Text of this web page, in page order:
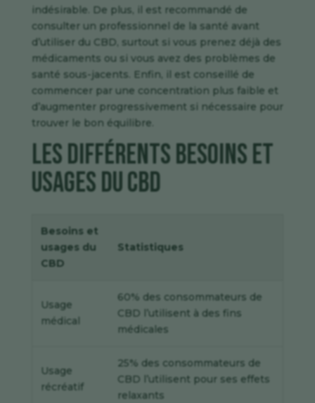
indésirable. De plus, il est recommandé de
consulter un professionnel de la santé avant
d’utiliser du CBD, surtout si vous prenez déjà des
médicaments ou si vous avez des problèmes de
santé sous-jacents. Enfin, il est conseillé de
commencer par une concentration plus faible et
d’augmenter progressivement si nécessaire pour
trouver le bon équilibre.
Les différents besoins et
usages du CBD
Besoins et
usages du
CBD
Statistiques
Usage
médical
60% des consommateurs de
CBD l’utilisent à des fins
médicales
Usage
récréatif
25% des consommateurs de
CBD l’utilisent pour ses effets
relaxants